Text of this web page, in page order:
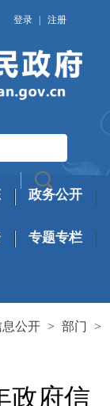
登录 | 注册
政务公开
专题专栏
息公开 > 部门
>
政府信